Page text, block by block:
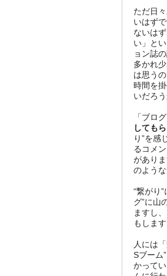
ただ日
いはず
ないは
い」と
ョン誌
多かれ
は思う
時間を
いだろう
「ブロ
しても
り”を感
るコメ
があり
のような
“繋がり
グ”に山
ますし
もします
人には
Sブーム
かって